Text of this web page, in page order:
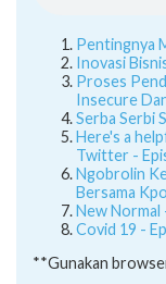
Pentingnya
Inovasi
Proses
Insecure
Serba Serbi
Here's a
Twitter -
Ngobrolin
Bersama
New Normal
Covid 19 -
**Gunakan